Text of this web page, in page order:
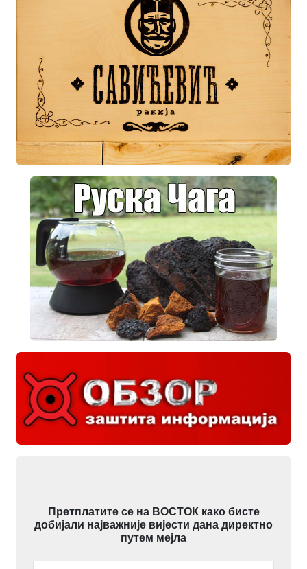
Претплатите се на ВОСТОК како бисте
добијали најважније вијести дана директно
путем мејла